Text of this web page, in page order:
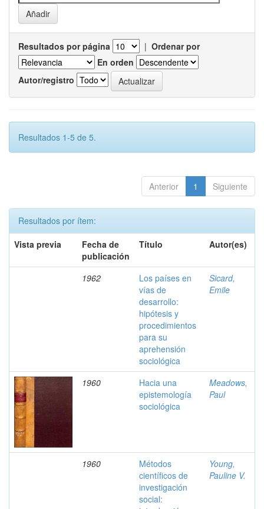
Resultados por página | Ordenar por
En orden
Autor/registro
Resultados 1-5 de 5.
Anterior 1 Siguiente
Resultados por ítem:
Vista previa
Fecha de
publicación
Título Autor(es)
1962
Los países en
vías de
desarrollo:
hipótesis y
procedimientos
para su
aprehensión
sociológica
Sicard,
Emile
1960
Hacia una
epistemología
sociológica
Meadows,
Paul
1960
Métodos
científicos de
investigación
social:
Young,
Pauline V.